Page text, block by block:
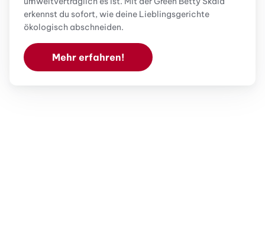
erkennst du sofort, wie deine Lieblingsgerichte
ökologisch abschneiden.
Mehr erfahren!